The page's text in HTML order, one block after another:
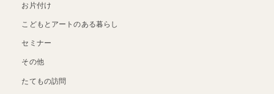
お片付け
こどもとアートのある暮らし
セミナー
その他
たてもの訪問